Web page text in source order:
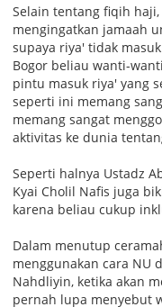
Selain tentang fiqih
mengingatkan jamaah
supaya riya' tidak
Bogor beliau wanti-
pintu masuk riya' yang
seperti ini memang
memang sangat
aktivitas ke dunia
Seperti halnya Ustadz
Kyai Cholil Nafis juga
karena beliau cukup
Dalam menutup
menggunakan cara NU
Nahdliyin, ketika akan
pernah lupa menyebut